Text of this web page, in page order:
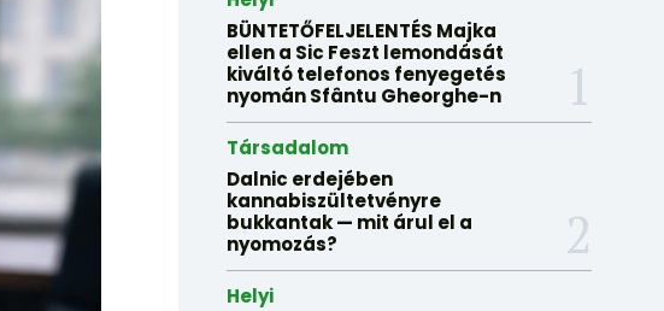
BÜNTETŐFELJELENTÉS Majka
ellen a Sic Feszt lemondását
kiváltó telefonos fenyegetés
nyomán Sfântu Gheorghe-n
Társadalom
Dalnic erdejében
kannabiszültetvényre
bukkantak — mit árul el a
nyomozás?
Helyi